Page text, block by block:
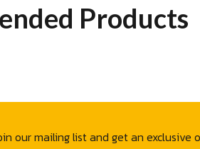
Products
our mailing list and get an exclusive